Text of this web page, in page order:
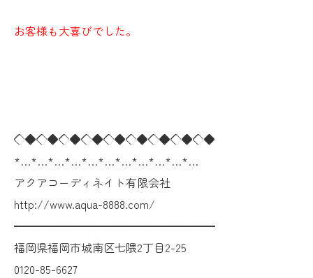
お客様も大喜びでした。
◇◆◇◆◇◆◇◆◇◆◇◆◇◆◇◆◇◆
*…*…*…*…*…*…*…*…*…*…*…
アクアコーディネイト有限会社
http://www.aqua-8888.com/
━━━━━━━━━━━━━━━━━━
福岡県福岡市城南区七隈2丁目2-25
0120-85-6627